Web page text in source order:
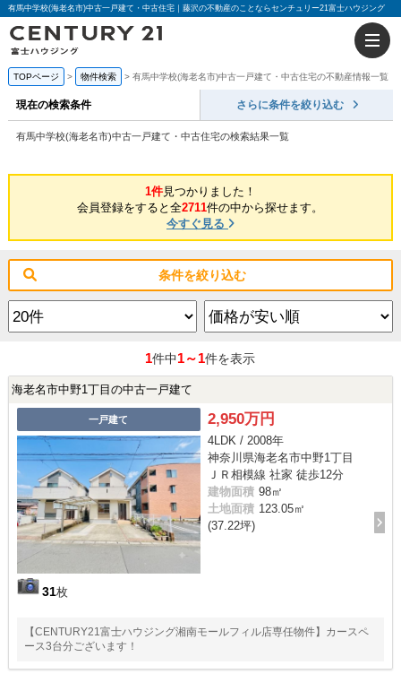
有馬中学校(海老名市)中古一戸建て・中古住宅｜藤沢の不動産のことならセンチュリー21富士ハウジング
TOPページ 物件検索 有馬中学校(海老名市)中古一戸建て・中古住宅の不動産情報一覧
現在の検索条件 さらに条件を絞り込む
有馬中学校(海老名市)中古一戸建て・中古住宅の検索結果一覧
1件見つかりました！
会員登録をすると全2711件の中から探せます。
今すぐ見る
条件を絞り込む
1件中1～1件を表示
海老名市中野1丁目の中古一戸建て
一戸建て
31枚
2,950万円
4LDK / 2008年
神奈川県海老名市中野1丁目
ＪＲ相模線 社家 徒歩12分
建物面積 98㎡
土地面積 123.05㎡
(37.22坪)
【CENTURY21富士ハウジング湘南モールフィル店専任物件】カースペ
ース3台分ございます！